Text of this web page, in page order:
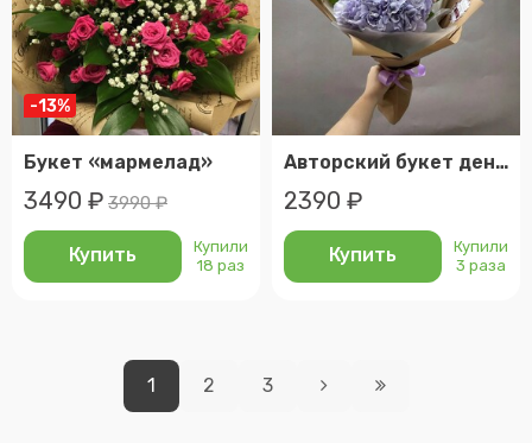
-13%
Букет «мармелад»
3490 ₽ 3990 ₽
Купить
Купили
18 раз
Авторский букет день знаний
2390 ₽
Купить
Купили
3 раза
1 2 3